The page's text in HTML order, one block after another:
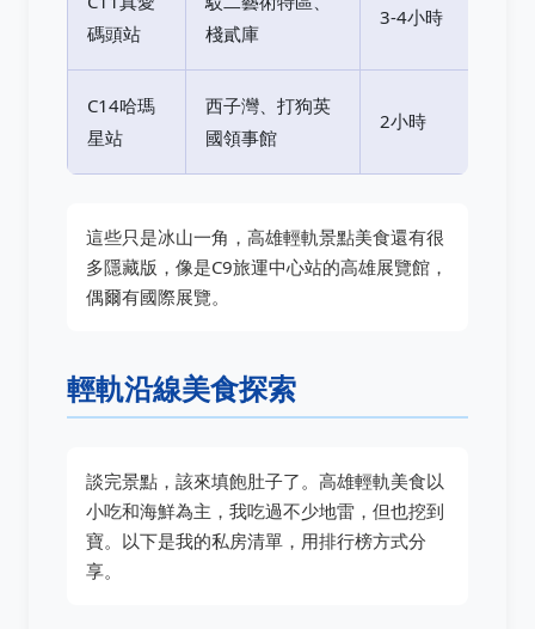
碼頭站
棧貳庫
3-4小時
C14哈瑪
星站
西子灣、打狗英
國領事館
2小時
這些只是冰山一角，高雄輕軌景點美食還有很
多隱藏版，像是C9旅運中心站的高雄展覽館，
偶爾有國際展覽。
輕軌沿線美食探索
談完景點，該來填飽肚子了。高雄輕軌美食以
小吃和海鮮為主，我吃過不少地雷，但也挖到
寶。以下是我的私房清單，用排行榜方式分
享。